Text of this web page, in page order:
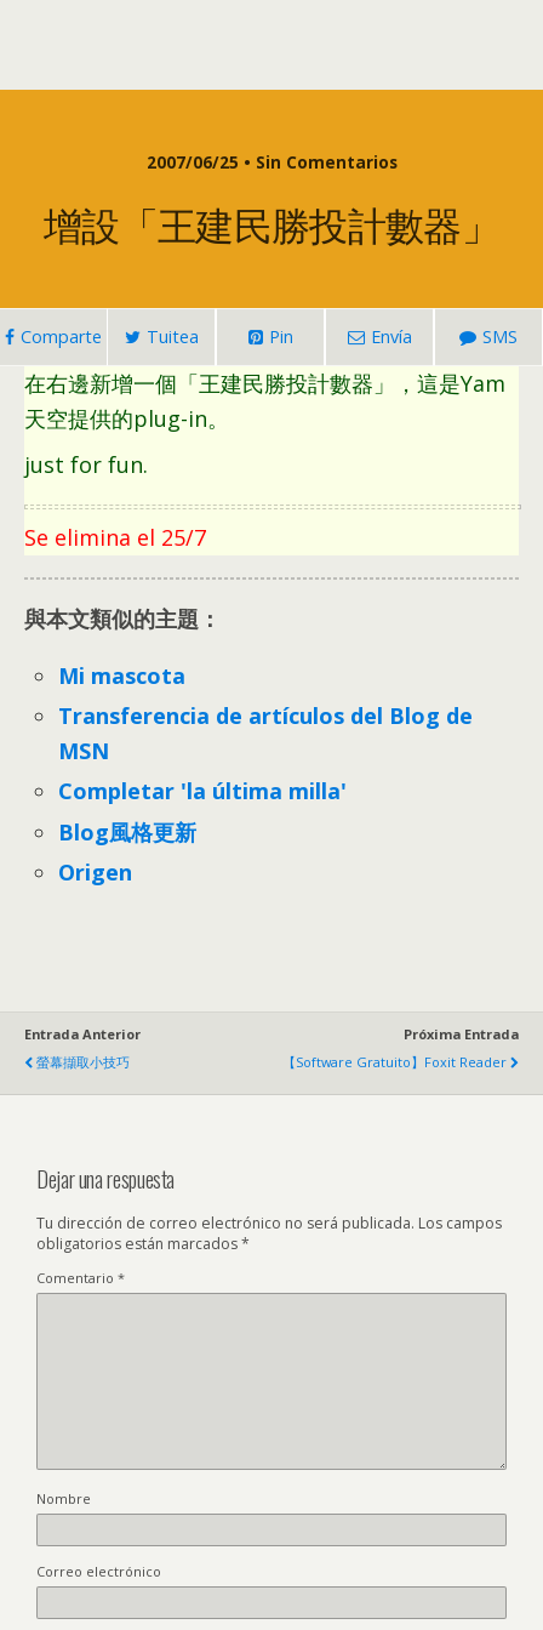
2007/06/25 • Sin Comentarios
增設「王建民勝投計數器」
Comparte Tuitea Pin Envía SMS
在右邊新增一個「王建民勝投計數器」 ， 這是Yam
天空提供的plug-in。
just for fun.
Se elimina el 25/7
與本文類似的主題：
Mi mascota
Transferencia de artículos del Blog de
MSN
Completar 'la última milla'
Blog風格更新
Origen
Entrada Anterior
螢幕擷取小技巧
Próxima Entrada
【Software Gratuito】Foxit Reader
Dejar una respuesta
Tu dirección de correo electrónico no será publicada. Los campos
obligatorios están marcados*
Comentario *
Nombre
Correo electrónico